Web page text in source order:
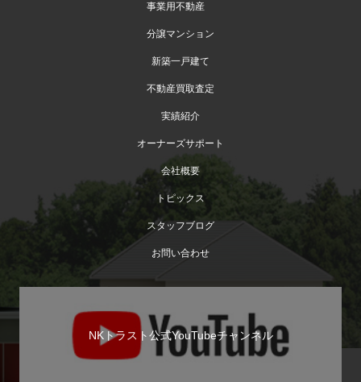
事業用不動産
分譲マンション
新築一戸建て
不動産買取査定
実績紹介
オーナーズサポート
会社概要
トピックス
スタッフブログ
お問い合わせ
NKトラスト公式YouTubeチャンネル